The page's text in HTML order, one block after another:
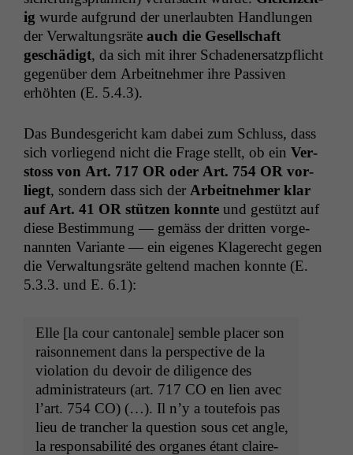
ig wurde auf­grund der uner­laubten Hand­lun­gen
der Ver­wal­tungsräte auch die Gesellschaft
geschädigt, da sich mit ihrer Schaden­er­satzpflicht
gegenüber dem Arbeit­nehmer ihre Pas­siv­en
erhöht­en (E. 5.4.3).
Das Bun­des­gericht kam dabei zum Schluss, dass
sich vor­liegend nicht die Frage stellt, ob ein Ver­
stoss von Art. 717 OR oder Art. 754 OR vor­
liegt, son­dern dass sich der Arbeit­nehmer klar
auf Art. 41 OR stützen kon­nte und gestützt auf
diese Bes­tim­mung — gemäss der drit­ten vor­ge­
nan­nten Vari­ante — ein eigenes Klagerecht gegen
die Ver­wal­tungsräte gel­tend machen kon­nte (E.
5.3.3. und E. 6.1):
Elle [la cour can­tonale] sem­ble plac­er son
raison­nement dans la per­spec­tive de la
vio­la­tion du devoir de dili­gence des
admin­is­tra­teurs (art. 717 CO en lien avec
l’art. 754 CO) (…). Il n’y a toute­fois pas
lieu de tranch­er la ques­tion sous cet angle,
la respon­s­abil­ité des organes étant claire­